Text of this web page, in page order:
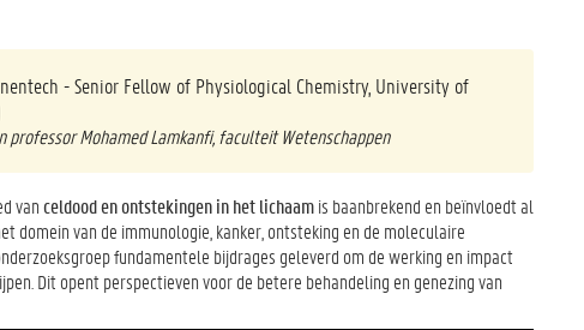
- Senior Fellow of Physiological Chemistry, University of
Mohamed Lamkanfi, faculteit Wetenschappen
vanceldood en ontstekingen in het lichaamis baanbrekend en beïnvloedt al
domein van de immunologie, kanker, ontsteking en de moleculaire
fundamentele bijdrages geleverd om de werking en impact
Dit opent perspectieven voor de betere behandeling en genezing van